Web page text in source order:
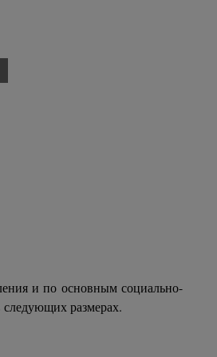
и по основным социально-
размерах.